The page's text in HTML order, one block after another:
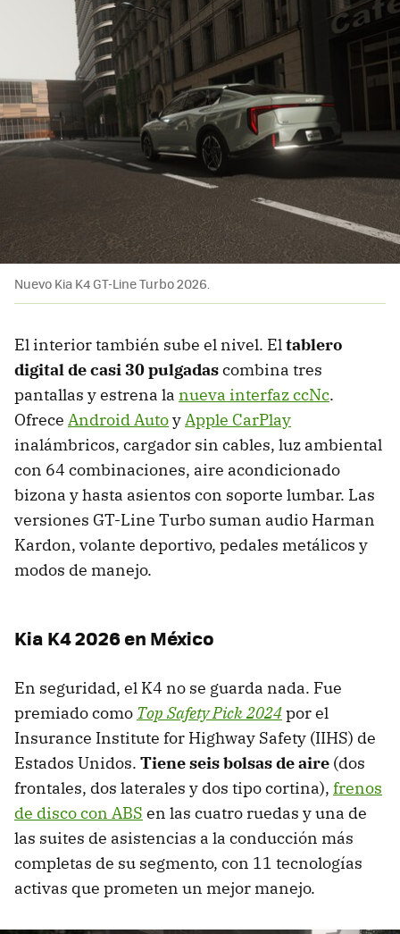
Nuevo Kia K4 GT-Line Turbo 2026.
El interior también sube el nivel. Eltablero
digital de casi 30 pulgadascombina tres
pantallas y estrena la nueva interfaz ccNc.
Ofrece Android AutoyApple CarPlay
inalámbricos, cargador sin cables, luz ambiental
con 64 combinaciones, aire acondicionado
bizona y hasta asientos con soporte lumbar. Las
versiones GT-Line Turbo suman audio Harman
Kardon, volante deportivo, pedales metálicos y
modos de manejo.
Kia K4 2026 en México
En seguridad, el K4 no se guarda nada. Fue
premiado como Top Safety Pick 2024por el
Insurance Institute for Highway Safety (IIHS) de
Estados Unidos. Tiene seis bolsas de aire (dos
frontales, dos laterales y dos tipo cortina), frenos
de disco con ABS en las cuatro ruedas y una de
las suites de asistencias a la conducción más
completas de su segmento, con 11 tecnologías
activas que prometen un mejor manejo.